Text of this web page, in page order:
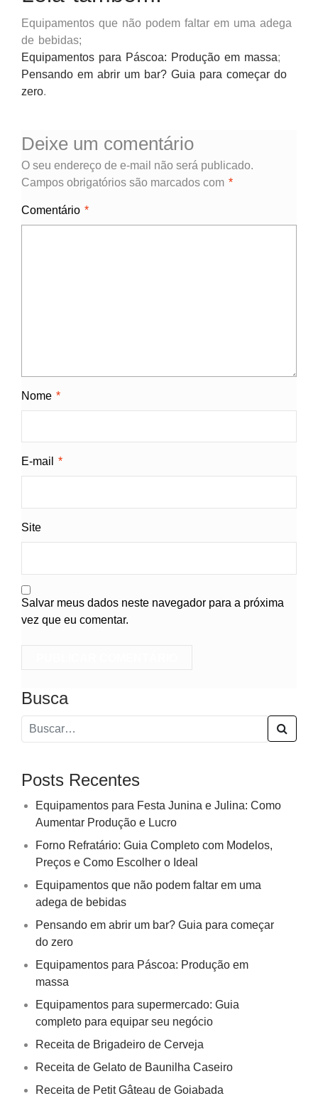
Equipamentos que não podem faltar em uma adega
de bebidas;
Equipamentos para Páscoa: Produção em massa;
Pensando em abrir um bar? Guia para começar do
zero.
Deixe um comentário
O seu endereço de e-mail não será publicado.
Campos obrigatórios são marcados com *
Comentário *
Nome *
E-mail *
Site
Salvar meus dados neste navegador para a próxima
vez que eu comentar.
Busca
Posts Recentes
Equipamentos para Festa Junina e Julina: Como
Aumentar Produção e Lucro
Forno Refratário: Guia Completo com Modelos,
Preços e Como Escolher o Ideal
Equipamentos que não podem faltar em uma
adega de bebidas
Pensando em abrir um bar? Guia para começar
do zero
Equipamentos para Páscoa: Produção em
massa
Equipamentos para supermercado: Guia
completo para equipar seu negócio
Receita de Brigadeiro de Cerveja
Receita de Gelato de Baunilha Caseiro
Receita de Petit Gâteau de Goiabada